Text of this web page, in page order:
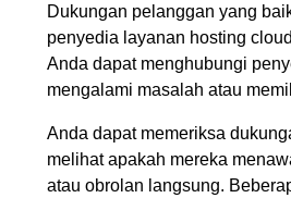
Dukungan pelanggan yang
penyedia layanan hosting
Anda dapat menghubungi
mengalami masalah atau
Anda dapat memeriksa
melihat apakah mereka
atau obrolan langsung.